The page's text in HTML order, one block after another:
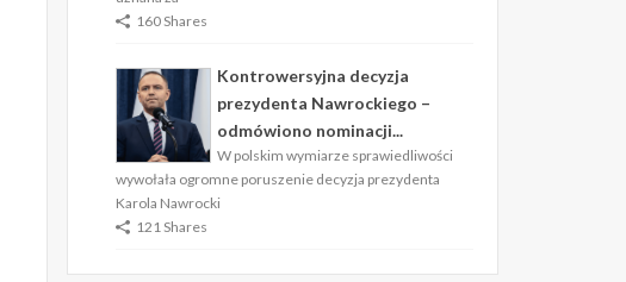
160 Shares
Kontrowersyjna decyzja
prezydenta Nawrockiego –
odmówiono nominacji...
W polskim wymiarze sprawiedliwości
wywołała ogromne poruszenie decyzja prezydenta
Karola Nawrocki
121 Shares